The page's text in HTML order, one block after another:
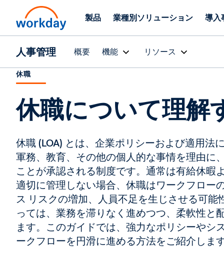
製品 業種別ソリューション 導入
人事管理 概要 機能 リソース
休職
休職について理解
休職 (LOA) とは、企業ポリシーおよび適用法
軍務、教育、その他の個人的な事情を理由に
ことが承認される制度です。通常は有給休暇
適切に管理しない場合、休職はワークフロー
ス リスクの増加、人員不足を生じさせる可能
っては、業務を滞りなく進めつつ、柔軟性と
ます。このガイドでは、強力なポリシーやシ
ークフローを円滑に進める方法をご紹介しま